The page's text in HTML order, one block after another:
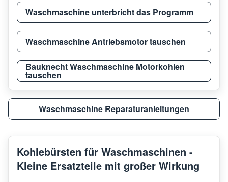
Waschmaschine unterbricht das Programm
Waschmaschine Antriebsmotor tauschen
Bauknecht Waschmaschine Motorkohlen
tauschen
Waschmaschine Reparaturanleitungen
Kohlebürsten für Waschmaschinen -
Kleine Ersatzteile mit großer Wirkung